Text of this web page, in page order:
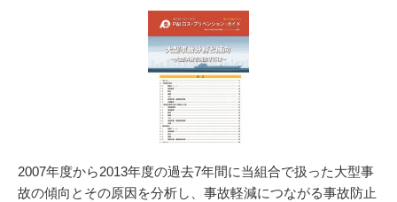
2007年度から2013年度の過去7年間に当組合で扱った大型事
故の傾向とその原因を分析し、事故軽減につながる事故防止